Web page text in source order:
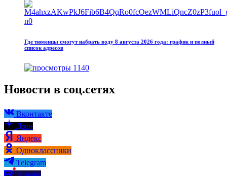
Где тюменцы смогут набрать воду 8 августа 2026 года: график и полный
список адресов
1140
Новости в соц.сетях
Вконтакте
Дзен
Яндекс
Одноклассники
Telegram